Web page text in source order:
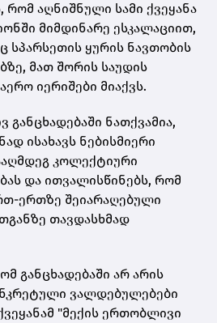
რომ აღნიშნული სამი ქვეყანა
მიმდინარე ესკალაციით,
ყურის ნავთობის
მათ შორის საუდის
იერიშები მიაქვს.
განცხადებაში ნათქვამია,
ისახავს ნებისმიერი
კოლექტიური
და ითვალისწინებს, რომ
ერთზე შეიარაღებული
თავდასხმად
განცხადებაში არ არის
ვალდებულებები
"მექის ერთობლივი